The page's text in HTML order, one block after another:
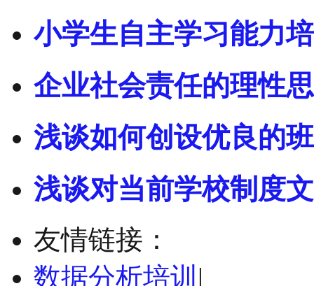
小学生自主学习能力
企业社会责任的理性
浅谈如何创设优良的
浅谈对当前学校制度
友情链接：
数据分析培训 |